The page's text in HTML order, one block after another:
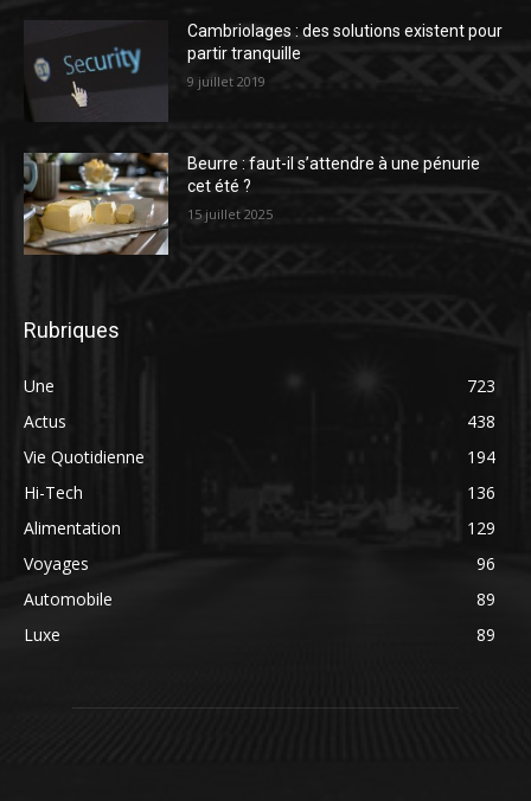
Cambriolages : des solutions existent pour
partir tranquille
9 juillet 2019
Beurre : faut-il s’attendre à une pénurie
cet été ?
15 juillet 2025
Rubriques
Une
723
Actus
438
Vie Quotidienne
194
Hi-Tech
136
Alimentation
129
Voyages
96
Automobile
89
Luxe
89